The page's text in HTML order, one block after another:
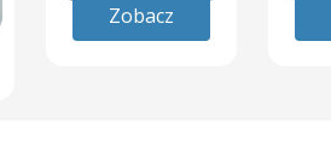
Zobacz